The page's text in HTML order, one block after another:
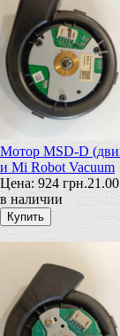
Мотор MSD-D
и Mi Robot Vacuum
Цена: 924 грн.
в наличии